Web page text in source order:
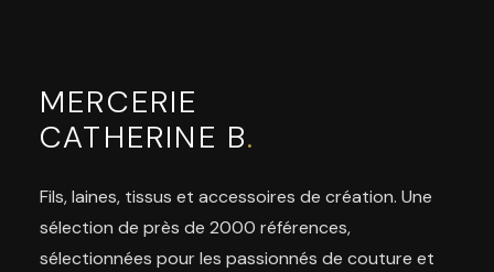
MERCERIE
CATHERINE B.
Fils, laines, tissus et accessoires de création. Une
sélection de près de 2000 références,
sélectionnées pour les passionnés de couture et